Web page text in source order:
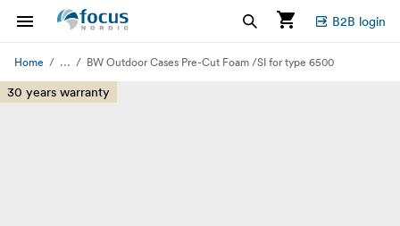
B2B login
Home ... BW Outdoor Cases Pre-Cut Foam /SI for type 6500
30 years warranty